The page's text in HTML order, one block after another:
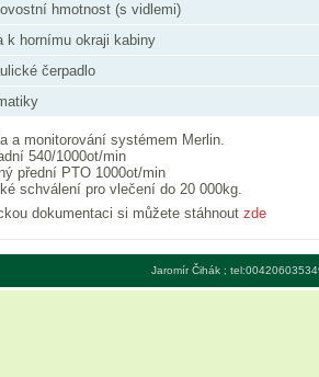
hmotnost (s vidlemi)
k hornímu okraji kabiny
čerpadlo
a monitorování systémem Merlin.
540/1000ot/min
přední PTO 1000ot/min
schválení pro vlečení do 20 000kg.
dokumentaci si můžete stáhnout zde
Jaromír Čihák ;